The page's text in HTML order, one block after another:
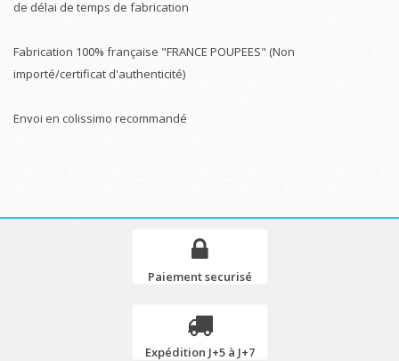
de délai de temps de fabrication
Fabrication 100% française "FRANCE POUPEES" (Non
importé/certificat d'authenticité)
Envoi en colissimo recommandé
Paiement securisé
Expédition J+5 à J+7